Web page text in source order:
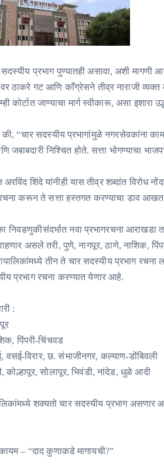
प्रभाग पुण्यातही असावा, अशी मागणी
ठाकरे गट आणि काँग्रेसने तीव्र नाराजी
कोर्टात जाण्याचा मार्ग स्वीकारू, असा इशारा
“चार सदस्यीय प्रभागांमुळे नगरसेवकांना
निश्चित होते. सत्ता भोगण्याचा
अरविंद शिंदे यांनीही यास तीव्र शब्दांत विरोध
करून ते सत्ता हस्तगत करण्याचा डाव
निवडणुकीसंदर्भात नवा प्रभागरचना
असले तरी, पुणे, नागपूर, ठाणे, नाशिक,
तीन ते चार सदस्यीय प्रभाग
प्रभाग रचना करण्यात येणार आहे.
:
पिंपरी-चिंचवड
वसई-विरार, छ. संभाजीनगर, कल्याण-डोंबिवली
कोल्हापूर, सोलापूर, भिवंडी, नांदेड, धुळे आदी
शक्यतो चार सदस्यीय प्रभाग
– “दाद कुणाकडे मागायची?”